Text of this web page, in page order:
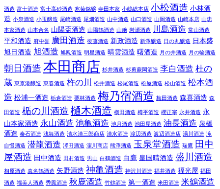
酒造 富士酒造 富士高砂酒造 寒菊銘醸 寺田本家 小嶋総本店 小松酒造 小林酒
造 小泉酒造 小玉醸造 尾崎酒造 尾畑酒造 山中酒造 山口酒造 山岡酒造 山崎本店 山忠
本家酒造 山本合名 山陽盃酒造 山陽鶴酒造 山﨑 岩瀬酒造 川島酒造 常山酒造
平和酒造 府中誉 廣田酒造 後藤酒造 新政酒造 新澤醸造 日の丸醸造
日本盛
旭日酒造 旭酒造 旭鳳酒造 明星酒造 晴雲酒造 曙酒造 月の井酒造 月の輪酒造
朝日酒造 本田商店 杉井酒造 杉勇蕨岡酒造 李白酒造 杜の
蔵 東京港醸造 東春酒造 杵の川 松井酒造 松尾酒造 松屋酒造 松山酒造 松本酒
造 松浦一酒造 栃倉酒造 栗林酒造 梅乃宿酒造 梅田酒造 森喜酒造 森
田酒造 楯の川酒造 樋木酒造 横田酒造 樽平酒造 櫻正宗 永井酒造 永
山本家酒造 永山酒造 池亀酒造 池月酒造 池田屋酒造 油長酒造 泉橋
酒造 泰石酒造 浅舞酒造 清水清三郎商店 清水酒造 渡辺酒造 渡辺酒造店 湯川酒造 滝
自慢酒造 潜龍酒造 澤田酒造 濵川商店 熊澤酒造 玉泉堂酒造 瑞鷹
田中
屋酒造 田中酒造 田村酒造 男山 白鶴酒造 白鷹 皇国晴酒造 盛川酒造
相原酒造 真名鶴酒造 矢野酒造 神亀酒造 神沢川酒造 福井酒造 福光屋 福田
酒造 福美人酒造 秀鳳酒造 秋鹿酒造 竹鶴酒造 第一酒造 米田酒造 米鶴酒造